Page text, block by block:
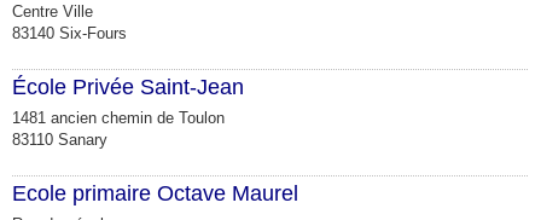
Centre Ville
83140 Six-Fours
École Privée Saint-Jean
1481 ancien chemin de Toulon
83110 Sanary
Ecole primaire Octave Maurel